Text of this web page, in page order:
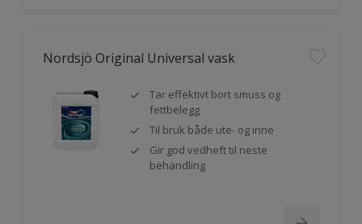
Nordsjö Original Universal vask
Tar effektivt bort smuss og
fettbelegg
Til bruk både ute- og inne
Gir god vedheft til neste
behandling